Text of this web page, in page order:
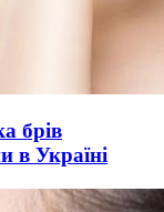
брів
в Україні